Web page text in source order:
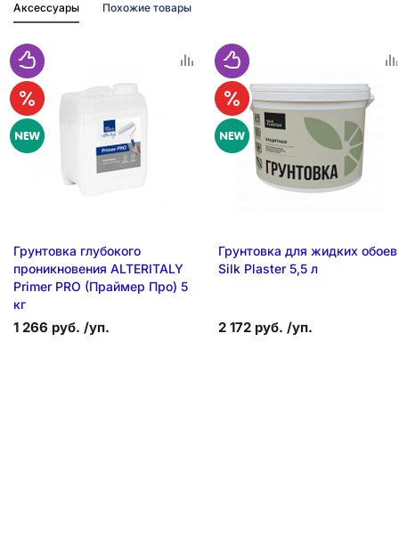
Аксессуары Похожие товары
Грунтовка глубокого
проникновения ALTERITALY
Primer PRO (Праймер Про) 5
кг
1 266 руб. /уп.
Грунтовка для жидких обоев
Silk Plaster 5,5 л
2 172 руб. /уп.